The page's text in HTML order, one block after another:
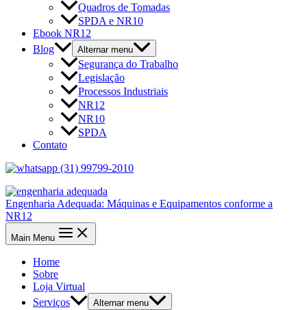
Quadros de Tomadas
SPDA e NR10
Ebook NR12
Blog
Alternar menu
Segurança do Trabalho
Legislação
Processos Industriais
NR12
NR10
SPDA
Contato
(31) 99799-2010
Engenharia Adequada: Máquinas e Equipamentos conforme a
NR12
Main Menu
Home
Sobre
Loja Virtual
Serviços
Alternar menu